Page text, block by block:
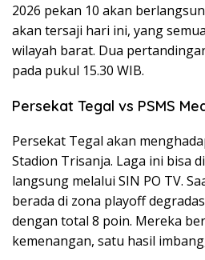
2026 pekan 10 akan
akan tersaji hari ini, yang
wilayah barat. Dua
pada pukul 15.30 WIB.
Persekat Tegal vs PSMS
Persekat Tegal akan
Stadion Trisanja. Laga ini bisa
langsung melalui SIN PO TV.
berada di zona playoff
dengan total 8 poin. Mereka
kemenangan, satu hasil